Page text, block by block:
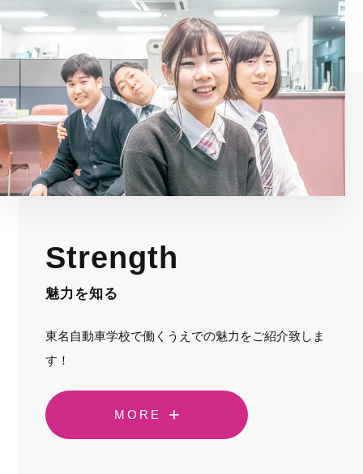
Strength
魅力を知る
東名自動車学校で働くうえでの魅力をご紹介致しま
す！
MORE